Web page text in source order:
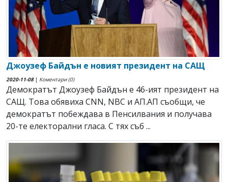
Джоузеф Байдън е новият президент на САЩ
2020-11-08| Коментари (0)
Демократът Джоузеф Байдън е 46-ият президент на
САЩ. Това обявиха CNN, NBC и АП.АП съобщи, че
демократът побеждава в Пенсилвания и получава
20-те електорални гласа. С тях съб ...